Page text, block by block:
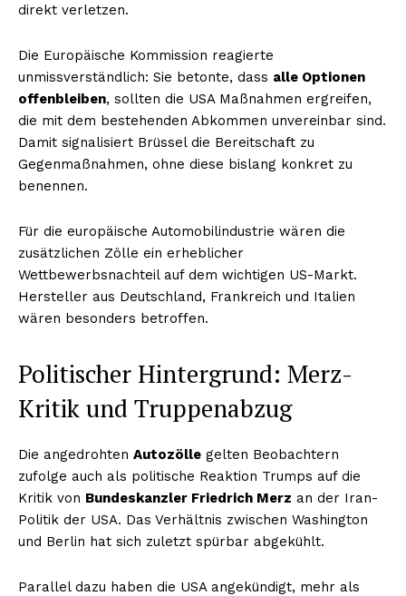
direkt verletzen.
Die Europäische Kommission reagierte
unmissverständlich: Sie betonte, dass alle Optionen
offenbleiben, sollten die USA Maßnahmen ergreifen,
die mit dem bestehenden Abkommen unvereinbar sind.
Damit signalisiert Brüssel die Bereitschaft zu
Gegenmaßnahmen, ohne diese bislang konkret zu
benennen.
Für die europäische Automobilindustrie wären die
zusätzlichen Zölle ein erheblicher
Wettbewerbsnachteil auf dem wichtigen US-Markt.
Hersteller aus Deutschland, Frankreich und Italien
wären besonders betroffen.
Politischer Hintergrund: Merz-
Kritik und Truppenabzug
Die angedrohten Autozölle gelten Beobachtern
zufolge auch als politische Reaktion Trumps auf die
Kritik von Bundeskanzler Friedrich Merz an der Iran-
Politik der USA. Das Verhältnis zwischen Washington
und Berlin hat sich zuletzt spürbar abgekühlt.
Parallel dazu haben die USA angekündigt, mehr als